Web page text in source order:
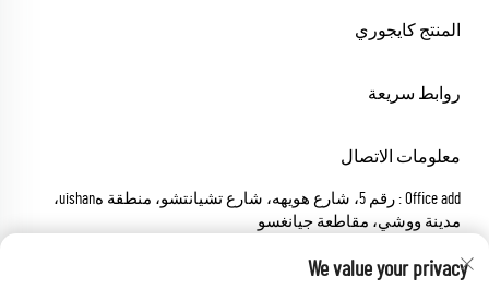
المنتج كايجوري
روابط سريعة
معلومات الاتصال
Office add : رقم 5، شارع هويهه، شارع تشيانتشو، منطقة هuishan،
مدينة ووشي، مقاطعة جيانغسو
اتصل بي+86-18652826331
We value your privacy